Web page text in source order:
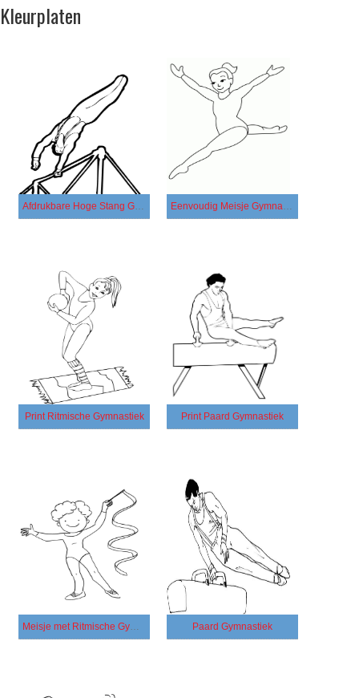
Kleurplaten
Afdrukbare Hoge Stang Gymnastiek Eenvoudig Meisje Gymnastiek
Print Ritmische Gymnastiek Print Paard Gymnastiek
Meisje met Ritmische Gymnastiek Paard Gymnastiek